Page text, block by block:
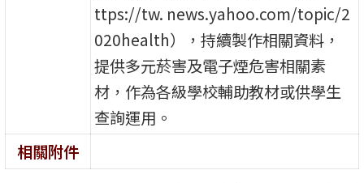
ttps://tw. news.yahoo.com/topic/2
020health），持續製作相關資料，
提供多元菸害及電子煙危害相關素
材，作為各級學校輔助教材或供學生
查詢運用。
相關附件